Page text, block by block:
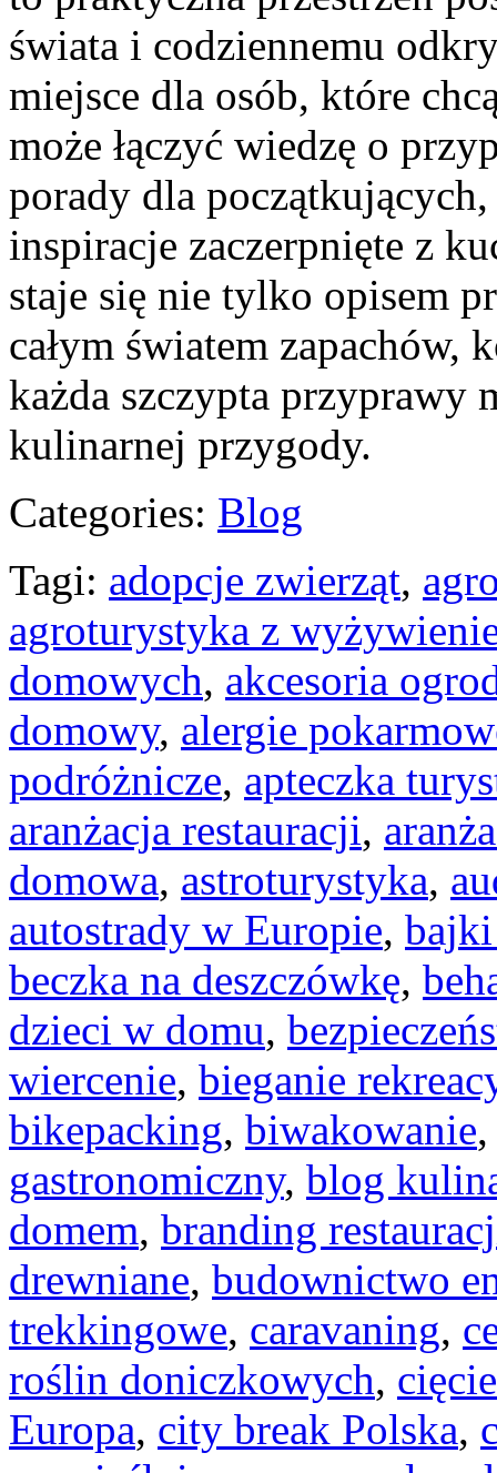
świata i codziennemu
miejsce dla osób, które
może łączyć wiedzę o
porady dla
inspiracje zaczerpnięte z
staje się nie tylko opisem
całym światem
każda szczypta przyprawy
kulinarnej przygody.
Categories: Blog
Tagi: adopcje zwierząt,
agroturystyka z
domowych, akcesoria
domowy, alergie
podróżnicze, apteczka
aranżacja restauracji,
domowa, astroturystyka,
autostrady w Europie,
beczka na deszczówkę,
dzieci w domu,
wiercenie, bieganie
bikepacking, biwakowanie
gastronomiczny, blog
domem, branding
drewniane, budownictwo
trekkingowe, caravaning,
roślin doniczkowych,
Europa, city break Polska,